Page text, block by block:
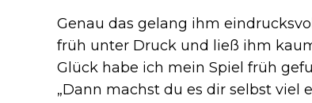
Genau das gelang ihm
früh unter Druck und ließ ihm
Glück habe ich mein Spiel früh
„Dann machst du es dir selbst viel